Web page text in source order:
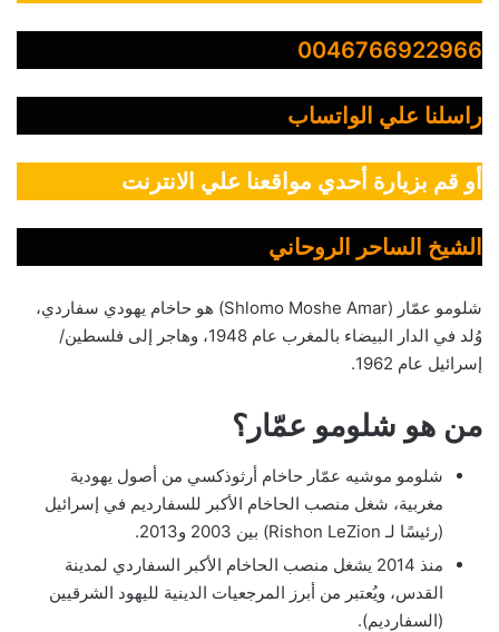
0046766922966
راسلنا علي الواتساب
أو قم بزيارة أحدي مواقعنا علي الانترنت
الشيخ الساحر الروحاني
شلومو عمّار (Shlomo Moshe Amar) هو حاخام يهودي سفاردي،
وُلد في الدار البيضاء بالمغرب عام 1948، وهاجر إلى فلسطين/
إسرائيل عام 1962.
من هو شلومو عمّار؟
شلومو موشيه عمّار حاخام أرثوذكسي من أصول يهودية
مغربية، شغل منصب الحاخام الأكبر للسفارديم في إسرائيل
(رئيسًا لـ Rishon LeZion) بين 2003 و2013.
منذ 2014 يشغل منصب الحاخام الأكبر السفاردي لمدينة
القدس، ويُعتبر من أبرز المرجعيات الدينية لليهود الشرقيين
(السفارديم).